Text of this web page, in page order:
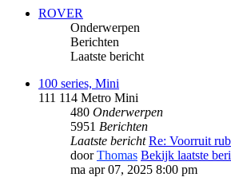
ROVER
Onderwerpen
Berichten
Laatste bericht
100 series, Mini
111 114 Metro Mini
480 Onderwerpen
5951 Berichten
Laatste bericht Re: Voorruit
doorThomas Bekijk laatste
ma apr 07, 2025 8:00 pm